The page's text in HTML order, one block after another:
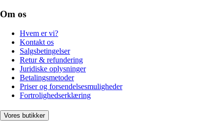
Om os
Hvem er vi?
Kontakt os
Salgsbetingelser
Retur & refundering
Juridiske oplysninger
Betalingsmetoder
Priser og forsendelsesmuligheder
Fortrolighedserklæring
Vores butikker